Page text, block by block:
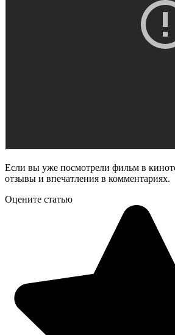
Если вы уже посмотрели фильм в
отзывы и впечатления в комментариях.
Оцените статью